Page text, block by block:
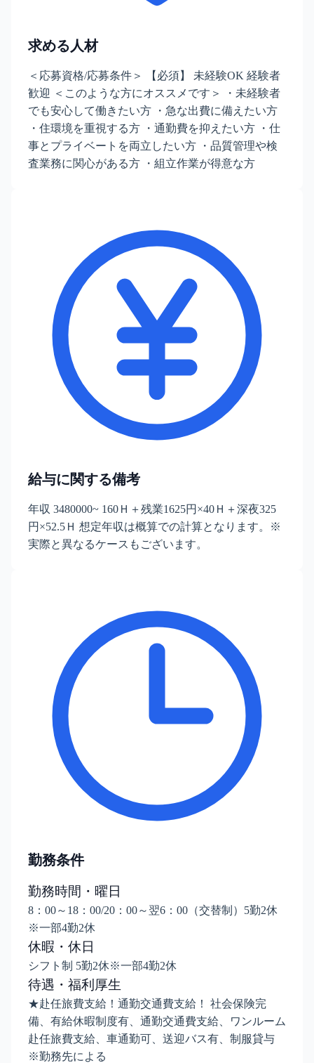
求める人材
＜応募資格/応募条件＞ 【必須】 未経験OK 経験者
歓迎 ＜このような方にオススメです＞ ・未経験者
でも安心して働きたい方 ・急な出費に備えたい方
・住環境を重視する方 ・通勤費を抑えたい方 ・仕
事とプライベートを両立したい方 ・品質管理や検
査業務に関心がある方 ・組立作業が得意な方
給与に関する備考
年収 3480000~ 160Ｈ＋残業1625円×40Ｈ＋深夜325
円×52.5Ｈ 想定年収は概算での計算となります。※
実際と異なるケースもございます。
勤務条件
勤務時間・曜日
8：00～18：00/20：00～翌6：00（交替制）5勤2休
※一部4勤2休
休暇・休日
シフト制 5勤2休※一部4勤2休
待遇・福利厚生
★赴任旅費支給！通勤交通費支給！ 社会保険完
備、有給休暇制度有、通勤交通費支給、ワンルーム
赴任旅費支給、車通勤可、送迎バス有、制服貸与
※勤務先による